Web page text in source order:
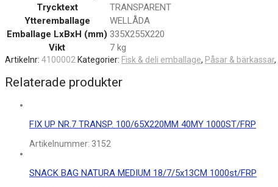
Trycktext
TRANSPARENT
Ytteremballage
WELLÅDA
Emballage LxBxH (mm) 335X255X220
Vikt
7 kg
Artikelnr: 4100002 Kategorier: Fisk & deli emballage, Påsar & bärkassar,
Relaterade produkter
FIX UP NR.7 TRANSP. 100/65X220MM 40MY 1000ST/FRP
Artikelnummer: 3152
SNACK BAG NATURA MEDIUM 18/7/5x13CM 1000st/FRP